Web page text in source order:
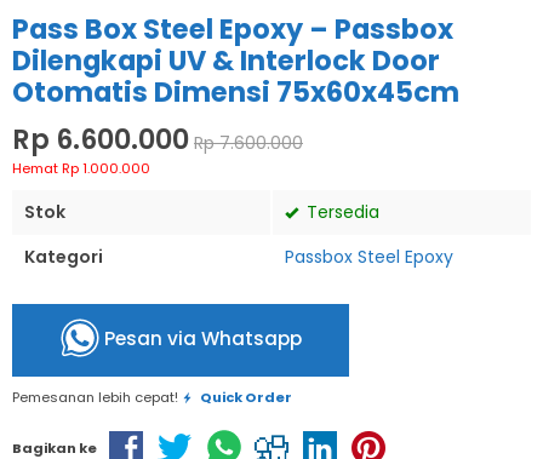
Pass Box Steel Epoxy – Passbox
Dilengkapi UV & Interlock Door
Otomatis Dimensi 75x60x45cm
Rp 6.600.000 Rp 7.600.000
Hemat Rp 1.000.000
Stok
Tersedia
Kategori
Passbox Steel Epoxy
Pesan via Whatsapp
Pemesanan lebih cepat! Quick Order
Bagikan ke